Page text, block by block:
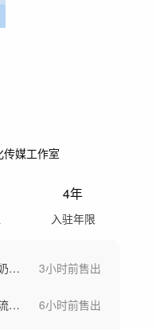
媒工作室
4年
入驻年限
夏季稻城亚丁高原雪山湖泊牛奶海航拍延时 3小时前售出
中国山水自然风景祖国山川河流山河风光航拍 6小时前售出